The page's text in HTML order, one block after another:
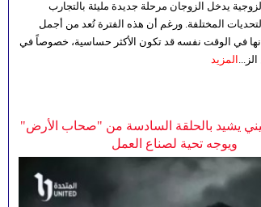
يدخل الزوجان مرحلة جديدة مليئة بالتجارب
المختلفة. ورغم أن هذه الفترة تُعد من أجمل
في الوقت نفسه قد تكون الأكثر حساسية، خصوصاً في
المزيد
يشيد بالحلقة السادسة من "صحاب الأرض"
ويوجه تحية لصناع العمل